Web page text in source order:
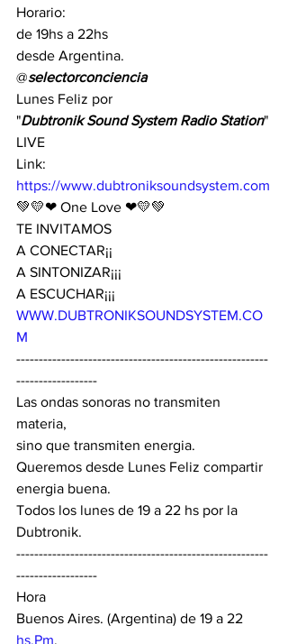
Horario:
de 19hs a 22hs
desde Argentina.
@selectorconciencia
Lunes Feliz por
"Dubtronik Sound System Radio Station"
LIVE
Link:
https://www.dubtroniksoundsystem.com
💚💛❤ One Love ❤💛💚
TE INVITAMOS
A CONECTAR¡¡
A SINTONIZAR¡¡¡
A ESCUCHAR¡¡¡
WWW.DUBTRONIKSOUNDSYSTEM.CO
M
--------------------------------------------------------
------------------
Las ondas sonoras no transmiten
materia,
sino que transmiten energia.
Queremos desde Lunes Feliz compartir
energia buena.
Todos los lunes de 19 a 22 hs por la
Dubtronik.
--------------------------------------------------------
------------------
Hora
Buenos Aires. (Argentina) de 19 a 22
hs.Pm.